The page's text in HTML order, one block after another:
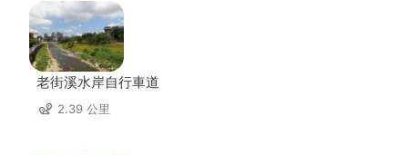
老街溪水岸自行車道
2.39 公里